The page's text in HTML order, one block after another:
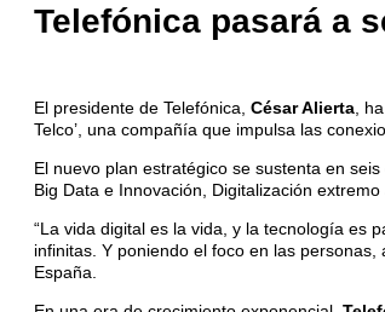
Telefónica pasará a
El presidente de Telefónica, César Alierta ,
Telco’, una compañía que impulsa las
El nuevo plan estratégico se sustenta en
Big Data e Innovación, Digitalización
“La vida digital es la vida, y la tecnología es
infinitas. Y poniendo el foco en las
España.